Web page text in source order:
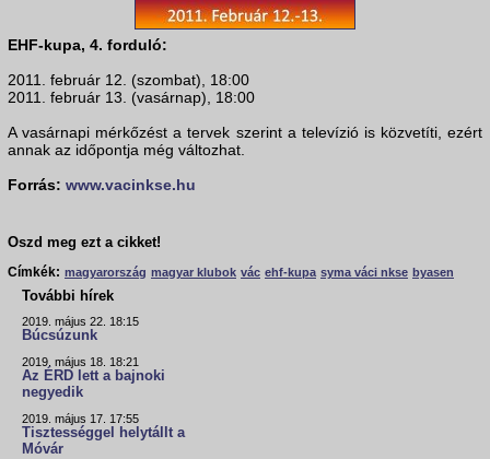
EHF-kupa, 4. forduló:
2011. február 12. (szombat), 18:00
2011. február 13. (vasárnap), 18:00
A vasárnapi mérkőzést a tervek szerint a televízió is közvetíti, ezért
annak az időpontja még változhat.
Forrás: www.vacinkse.hu
Oszd meg ezt a cikket!
Címkék: magyarország magyar klubok vác ehf-kupa syma váci nkse byasen
További hírek
2019. május 22. 18:15
Búcsúzunk
2019. május 18. 18:21
Az ÉRD lett a bajnoki
negyedik
2019. május 17. 17:55
Tisztességgel helytállt a
Móvár